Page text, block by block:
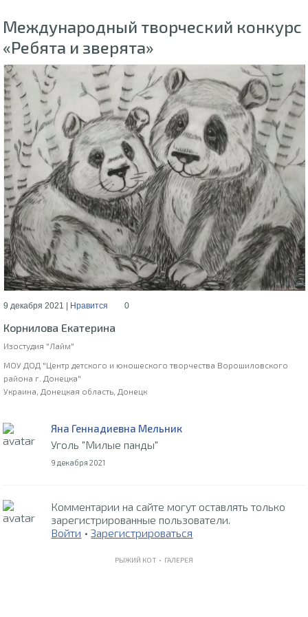
Международный творческий конкурс
«Ребята и зверята»
9 декабря 2021 | Нравится 0
Корнилова Екатерина
Изостудия "Лайм"
МОУ ДОД "Центр детского и юношеского творчества Ворошиловского
района г. Донецка"
Украина, Донецкая область, Донецк
Яна Геннадиевна Мельник
Уголь "Милые панды"
9 декабря 2021
Комментарии на сайте могут оставлять только
зарегистрированные пользователи.
Войти •Зарегистрироваться
РЫЖИЙ КОТ • ГАЛЕРЕЯ